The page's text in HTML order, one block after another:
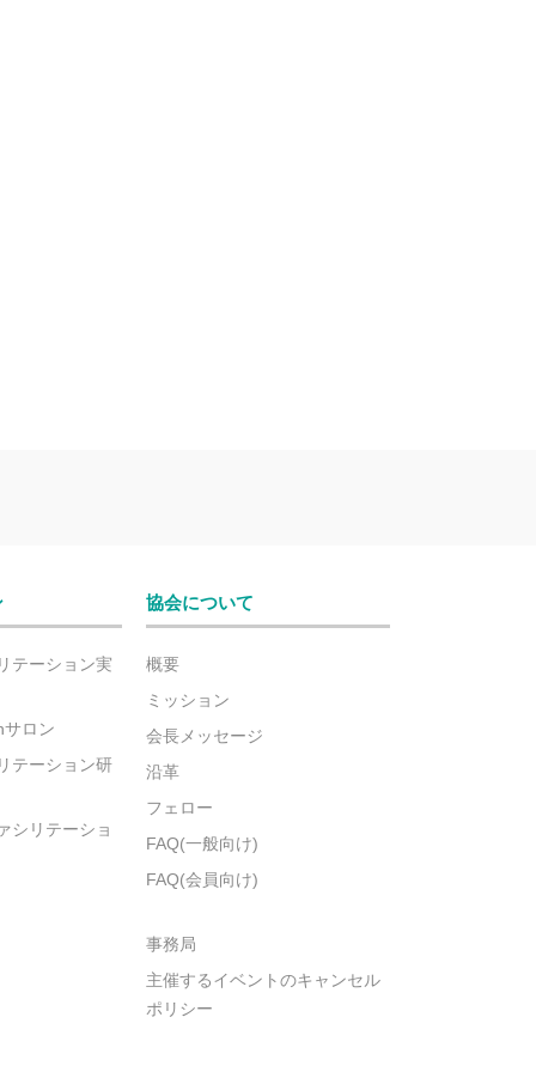
テーション実
ロン
テーション研
シリテーショ
協会について
概要
ミッション
会長メッセージ
沿革
フェロー
FAQ(一般向け)
FAQ(会員向け)
事務局
主催するイベントのキャンセル
ポリシー